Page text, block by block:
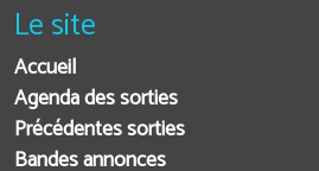
Le site
Accueil
Agenda des sorties
Précédentes sorties
Bandes annonces